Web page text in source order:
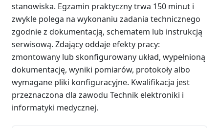
stanowiska. Egzamin praktyczny trwa 150 minut i
zwykle polega na wykonaniu zadania technicznego
zgodnie z dokumentacją, schematem lub instrukcją
serwisową. Zdający oddaje efekty pracy:
zmontowany lub skonfigurowany układ, wypełnioną
dokumentację, wyniki pomiarów, protokoły albo
wymagane pliki konfiguracyjne. Kwalifikacja jest
przeznaczona dla zawodu Technik elektroniki i
informatyki medycznej.